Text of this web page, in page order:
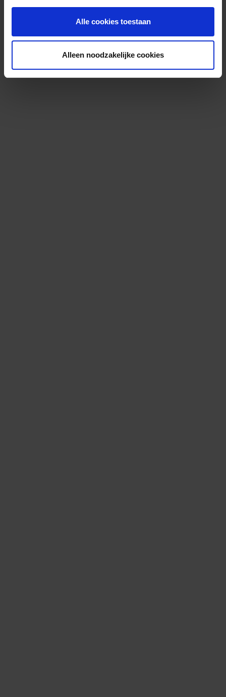
Alle cookies toestaan
Alleen noodzakelijke cookies